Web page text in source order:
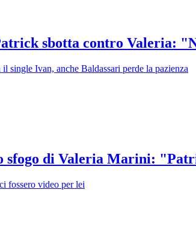
sbotta contro Valeria:
single Ivan, anche Baldassari perde la pazienza
sfogo di Valeria Marini:
fossero video per lei